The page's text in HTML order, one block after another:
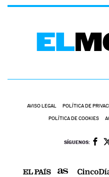
AVISO LEGAL POLÍTICA DE
POLÍTICA DE COOKIES
SÍGUENOS: